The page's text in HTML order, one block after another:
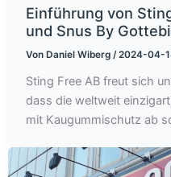
Einführung von
und Snus By
Von Daniel Wiberg /2024-04-
Sting Free AB freut sich
dass die weltweit
mit Kaugummischutz ab